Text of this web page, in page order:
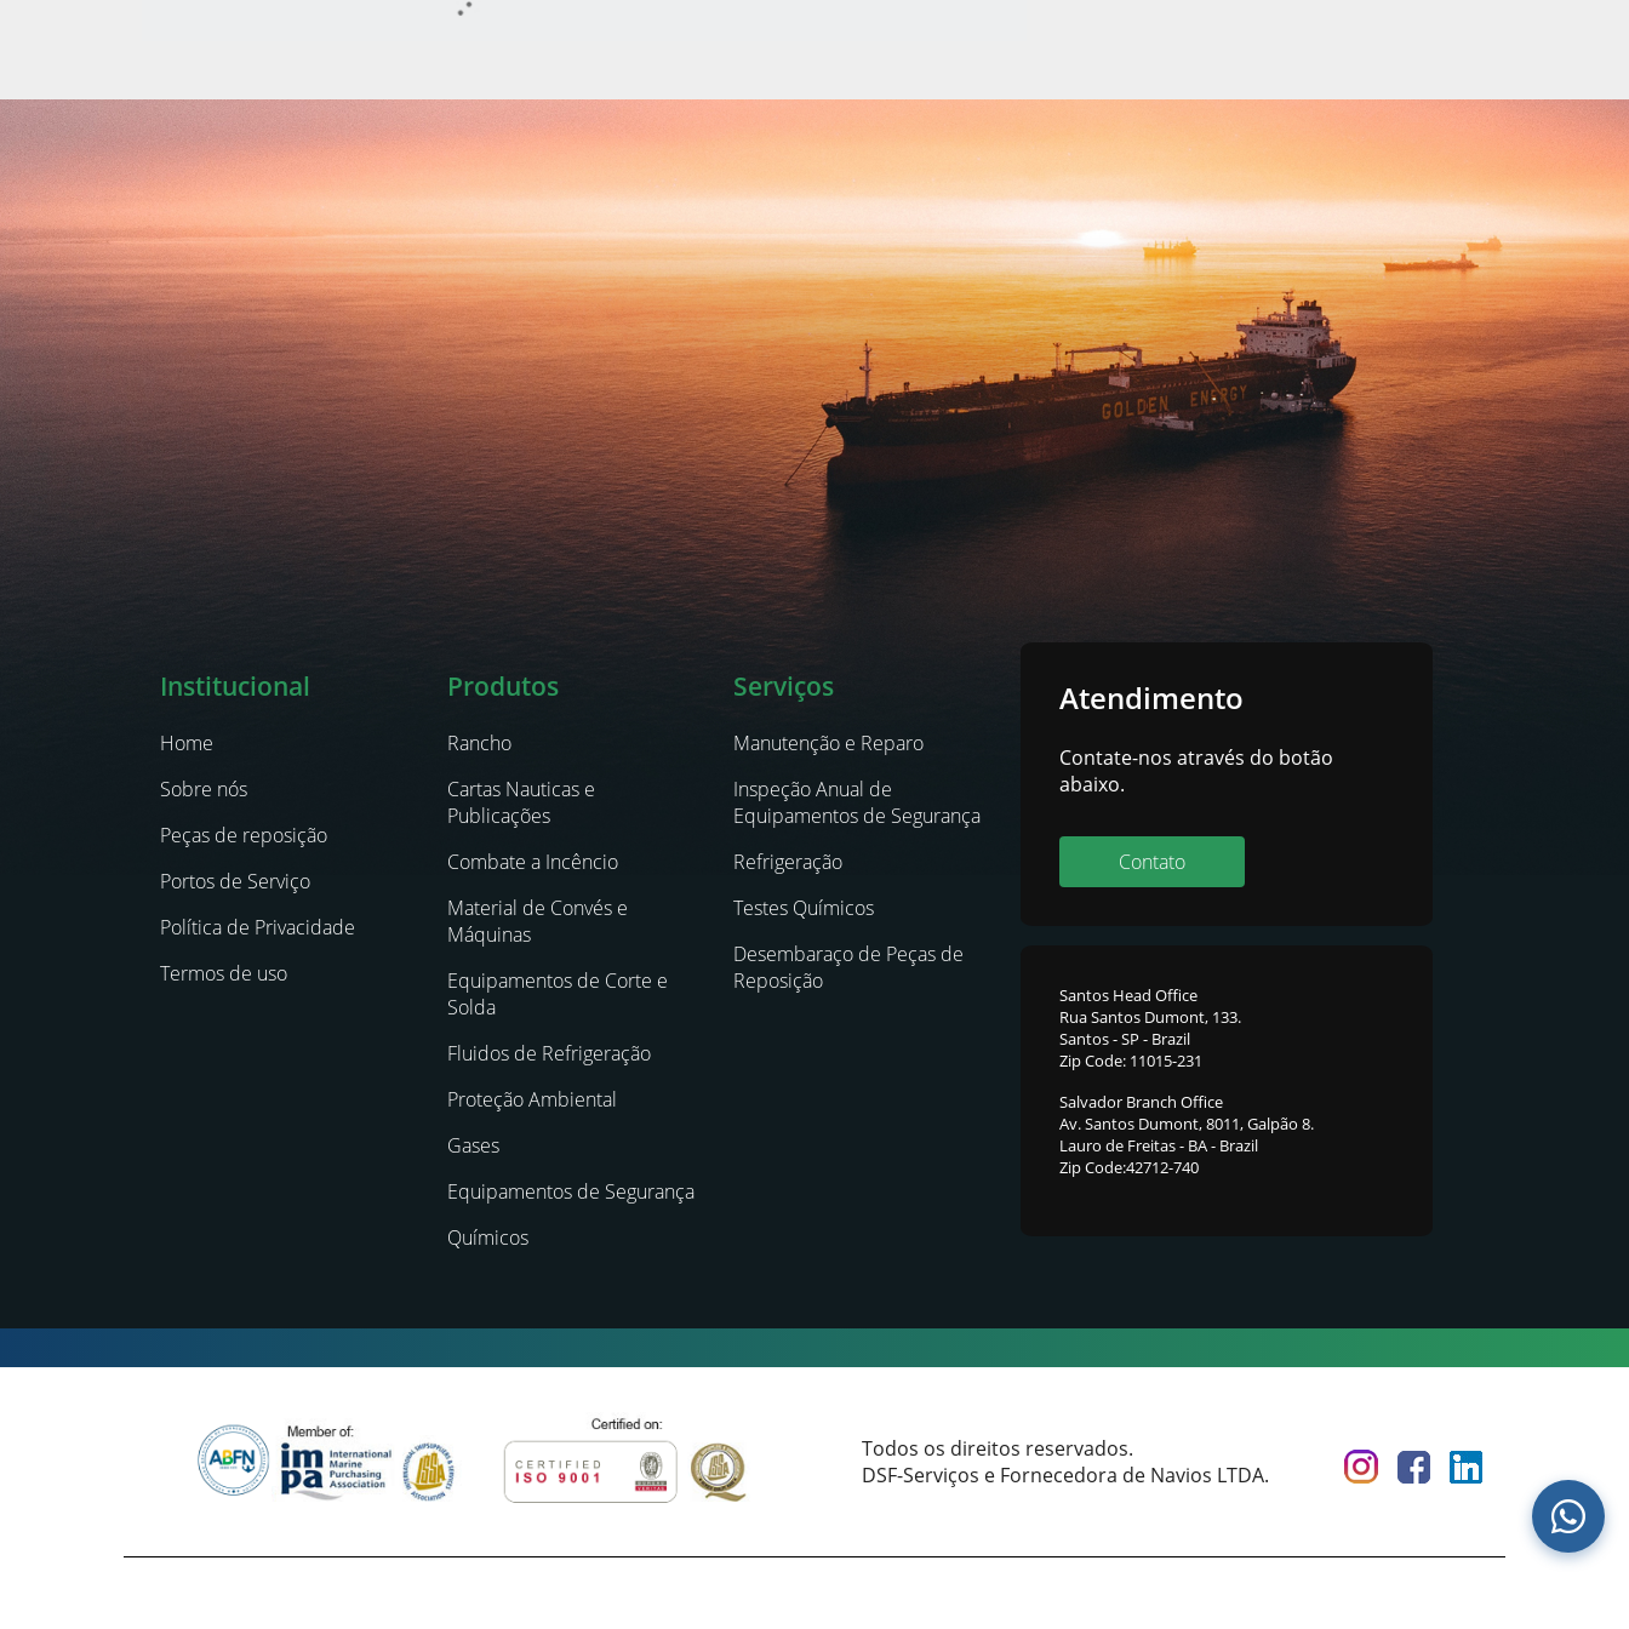
Institucional
Home
Sobre nós
Peças de reposição
Portos de Serviço
Política de Privacidade
Termos de uso
Produtos
Rancho
Cartas Nauticas e
Publicações
Combate a Incêncio
Material de Convés e
Máquinas
Equipamentos de Corte e
Solda
Fluidos de Refrigeração
Proteção Ambiental
Gases
Equipamentos de Segurança
Químicos
Serviços
Manutenção e Reparo
Inspeção Anual de
Equipamentos de Segurança
Refrigeração
Testes Químicos
Desembaraço de Peças de
Reposição
Atendimento
Contate-nos através do botão
abaixo.
Contato
Santos Head Office
Rua Santos Dumont, 133.
Santos - SP - Brazil
Zip Code: 11015-231
Salvador Branch Office
Av. Santos Dumont, 8011, Galpão 8.
Lauro de Freitas - BA - Brazil
Zip Code:42712-740
Todos os direitos reservados.
DSF-Serviços e Fornecedora de Navios LTDA.